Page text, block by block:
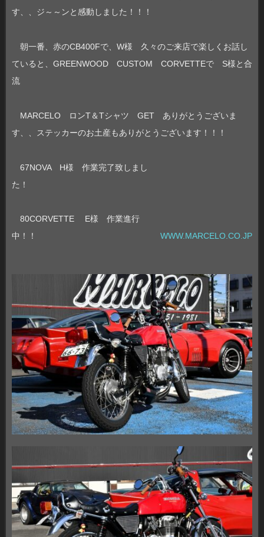
す、、ジ～～ンと感動しました！！！
朝一番、赤のCB400Fで、W様 久々のご来店で楽しくお話し
ていると、GREENWOOD CUSTOM CORVETTEで S様と合
流
MARCELO ロンT＆Tシャツ GET ありがとうございま
す、、ステッカーのお土産もありがとうございます！！！
67NOVA H様 作業完了致しまし
た！
80CORVETTE E様 作業進行
中！！ WWW.MARCELO.CO.JP